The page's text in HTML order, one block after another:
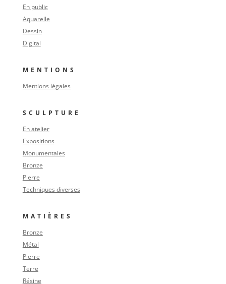
En public
Aquarelle
Dessin
Digital
MENTIONS
Mentions légales
SCULPTURE
En atelier
Expositions
Monumentales
Bronze
Pierre
Techniques diverses
MATIÈRES
Bronze
Métal
Pierre
Terre
Résine